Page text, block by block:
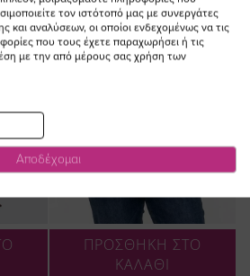
ΠΡΟΣΘΗΚΗ ΣΤΟ
ΚΑΛΑΘΙ
τον ιστότοπό μας με συνεργάτες
και αναλύσεων, οι οποίοι ενδεχομένως να τις
που τους έχετε παραχωρήσει ή τις
με την από μέρους σας χρήση των
Αποδέχομαι